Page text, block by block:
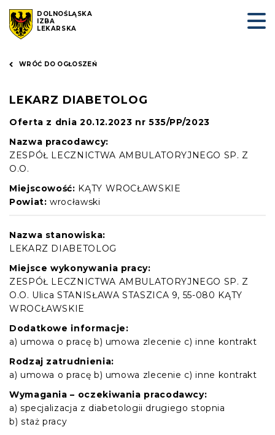
DOLNOŚLĄSKA
IZBA
LEKARSKA
WRÓĆ DO OGŁOSZEŃ
LEKARZ DIABETOLOG
Oferta z dnia 20.12.2023 nr 535/PP/2023
Nazwa pracodawcy:
ZESPÓŁ LECZNICTWA AMBULATORYJNEGO SP. Z
O.O.
Miejscowość: KĄTY WROCŁAWSKIE
Powiat: wrocławski
Nazwa stanowiska:
LEKARZ DIABETOLOG
Miejsce wykonywania pracy:
ZESPÓŁ LECZNICTWA AMBULATORYJNEGO SP. Z
O.O. Ulica STANISŁAWA STASZICA 9, 55-080 KĄTY
WROCŁAWSKIE
Dodatkowe informacje:
a) umowa o pracę b) umowa zlecenie c) inne kontrakt
Rodzaj zatrudnienia:
a) umowa o pracę b) umowa zlecenie c) inne kontrakt
Wymagania – oczekiwania pracodawcy:
a) specjalizacja z diabetologii drugiego stopnia
b) staż pracy